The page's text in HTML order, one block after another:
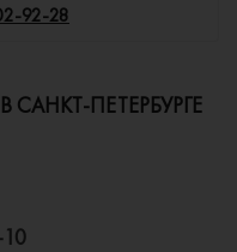
92-28
ПЕТЕРБУРГЕ
10